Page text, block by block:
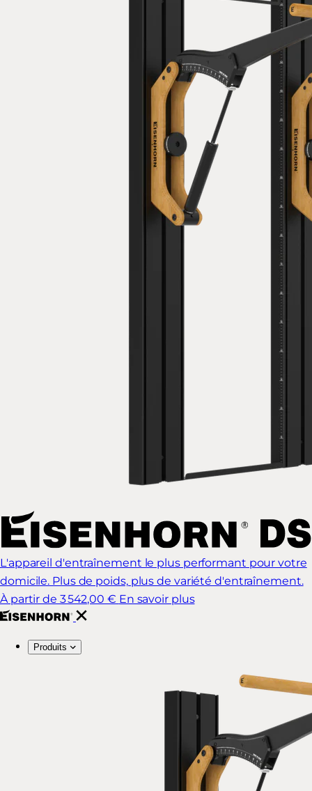
L'appareil d'entraînement le plus performant pour votre
domicile. Plus de poids, plus de variété d'entraînement.
À partir de 3 542,00 € En savoir plus
Produits